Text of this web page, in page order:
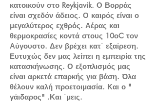
κατοικούν στο Reykjavik. Ο Βορράς
είναι σχεδόν άδειος. Ο καιρός είναι ο
μεγαλύτερος εχθρός. Αέρας και
θερμοκρασίες κοντά στους 10οC τον
Αύγουστο. Δεν βρέχει κατ΄ εξαίρεση.
Ευτυχώς δεν μας λείπει η εμπειρία της
κατασκήνωσης. Ο εξοπλισμός μας
είναι αρκετά επαρκής για βάση. Όλα
θέλουν καλή προετοιμασία. Και ο "
γάιδαρος" .Και ΄μεις.